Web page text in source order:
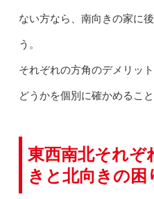
ない方なら、南向きの家に
う。
それぞれの方角のデメリッ
どうかを個別に確かめること
東西南北それぞ
きと北向きの困